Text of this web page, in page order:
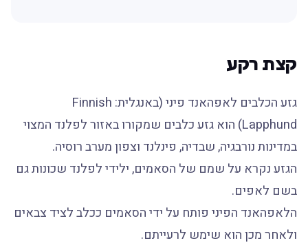
קצת רקע
גזע הכלבים לאפהאנד פיני (באנגלית: Finnish
Lapphund) הוא גזע כלבים שמקורו באזור לפלנד המצוי
במדינות נורבגיה, שבדיה, פינלנד וצפון מערב רוסיה.
הגזע נקרא על שמם של הסאמים, ילידי לפלנד שכונות גם
בשם לאפים.
הלאפהאנד הפיני פותח על ידי הסאמים ככלב לציד צבאים
ולאחר מכן הוא שימש לרעייתם.